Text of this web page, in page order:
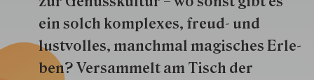
ein solch kom­plexes, freud- und
lustvolles, manchmal ma­gisch­es Er­le­
ben? Versammelt am Tisch der